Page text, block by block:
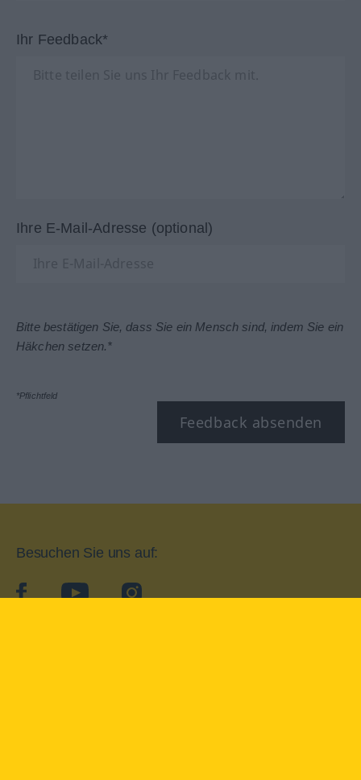
Ihr Feedback*
Ihre E-Mail-Adresse (optional)
Bitte bestätigen Sie, dass Sie ein Mensch sind, indem Sie ein
Häkchen setzen.*
*Pflichtfeld
Feedback absenden
Besuchen Sie uns auf:
facebookYouTube Instagram